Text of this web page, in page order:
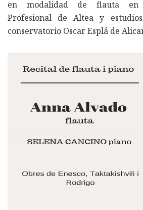
en modalidad de flauta en
Profesional de Altea y
conservatorio Oscar Esplá de